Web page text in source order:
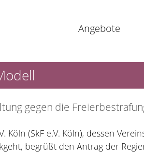
Angebote
gegen die
Köln (SkF e.V. Köln), dessen
begrüßt den Antrag der